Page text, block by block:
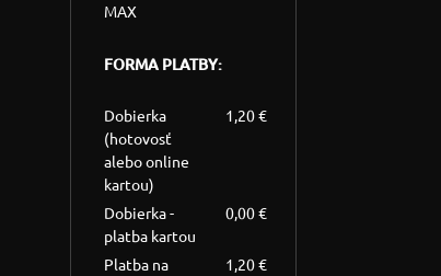
MAX
FORMA PLATBY:
Dobierka
(hotovosť
alebo online
kartou)
1,20 €
Dobierka -
platba kartou
0,00 €
Platba na
1,20 €